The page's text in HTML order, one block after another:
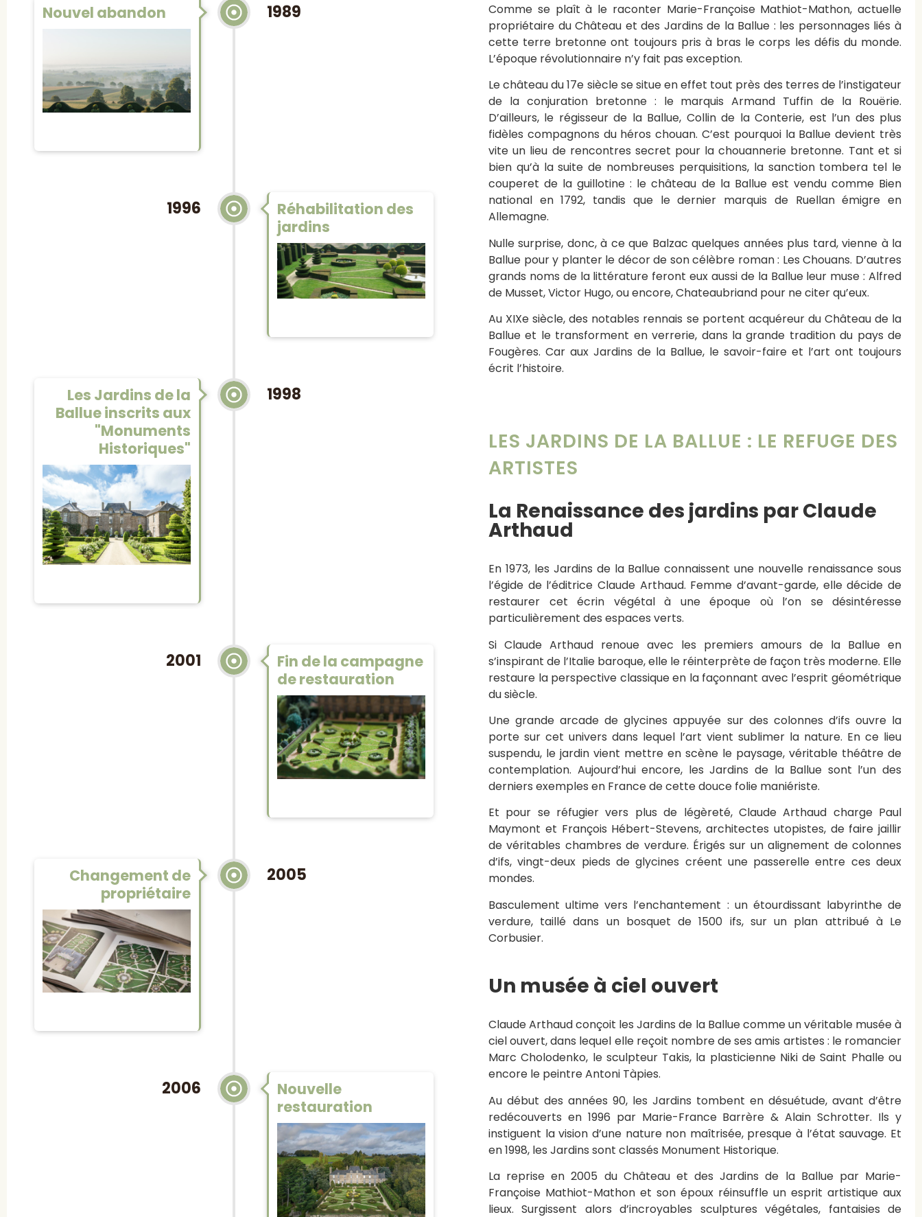
1989
Nouvel abandon
1996
Réhabilitation des
jardins
1998
Les Jardins de la
Ballue inscrits aux
"Monuments
Historiques"
2001
Fin de la campagne
de restauration
2005
Changement de
propriétaire
2006
Nouvelle
restauration
Comme se plaît à le raconter Marie-Françoise Mathiot-Mathon, actuelle
propriétaire du Château et des Jardins de la Ballue : les personnages liés à
cette terre bretonne ont toujours pris à bras le corps les défis du monde.
L’époque révolutionnaire n’y fait pas exception.
Le château du 17e siècle se situe en effet tout près des terres de l’instigateur
de la conjuration bretonne : le marquis Armand Tuffin de la Rouërie.
D’ailleurs, le régisseur de la Ballue, Collin de la Conterie, est l’un des plus
fidèles compagnons du héros chouan. C’est pourquoi la Ballue devient très
vite un lieu de rencontres secret pour la chouannerie bretonne. Tant et si
bien qu’à la suite de nombreuses perquisitions, la sanction tombera tel le
couperet de la guillotine : le château de la Ballue est vendu comme Bien
national en 1792, tandis que le dernier marquis de Ruellan émigre en
Allemagne.
Nulle surprise, donc, à ce que Balzac quelques années plus tard, vienne à la
Ballue pour y planter le décor de son célèbre roman : Les Chouans. D’autres
grands noms de la littérature feront eux aussi de la Ballue leur muse : Alfred
de Musset, Victor Hugo, ou encore, Chateaubriand pour ne citer qu’eux.
Au XIXe siècle, des notables rennais se portent acquéreur du Château de la
Ballue et le transforment en verrerie, dans la grande tradition du pays de
Fougères. Car aux Jardins de la Ballue, le savoir-faire et l’art ont toujours
écrit l’histoire.
LES JARDINS DE LA BALLUE : LE REFUGE DES
ARTISTES
La Renaissance des jardins par Claude
Arthaud
En 1973, les Jardins de la Ballue connaissent une nouvelle renaissance sous
l’égide de l’éditrice Claude Arthaud. Femme d’avant-garde, elle décide de
restaurer cet écrin végétal à une époque où l’on se désintéresse
particulièrement des espaces verts.
Si Claude Arthaud renoue avec les premiers amours de la Ballue en
s’inspirant de l’Italie baroque, elle le réinterprète de façon très moderne. Elle
restaure la perspective classique en la façonnant avec l’esprit géométrique
du siècle.
Une grande arcade de glycines appuyée sur des colonnes d’ifs ouvre la
porte sur cet univers dans lequel l’art vient sublimer la nature. En ce lieu
suspendu, le jardin vient mettre en scène le paysage, véritable théâtre de
contemplation. Aujourd’hui encore, les Jardins de la Ballue sont l’un des
derniers exemples en France de cette douce folie maniériste.
Et pour se réfugier vers plus de légèreté, Claude Arthaud charge Paul
Maymont et François Hébert-Stevens, architectes utopistes, de faire jaillir
de véritables chambres de verdure. Érigés sur un alignement de colonnes
d’ifs, vingt-deux pieds de glycines créent une passerelle entre ces deux
mondes.
Basculement ultime vers l’enchantement : un étourdissant labyrinthe de
verdure, taillé dans un bosquet de 1500 ifs, sur un plan attribué à Le
Corbusier.
Un musée à ciel ouvert
Claude Arthaud conçoit les Jardins de la Ballue comme un véritable musée à
ciel ouvert, dans lequel elle reçoit nombre de ses amis artistes : le romancier
Marc Cholodenko, le sculpteur Takis, la plasticienne Niki de Saint Phalle ou
encore le peintre Antoni Tàpies.
Au début des années 90, les Jardins tombent en désuétude, avant d’être
redécouverts en 1996 par Marie-France Barrère & Alain Schrotter. Ils y
instiguent la vision d’une nature non maîtrisée, presque à l’état sauvage. Et
en 1998, les Jardins sont classés Monument Historique.
La reprise en 2005 du Château et des Jardins de la Ballue par Marie-
Françoise Mathiot-Mathon et son époux réinsuffle un esprit artistique aux
lieux. Surgissent alors d’incroyables sculptures végétales, fantaisies de